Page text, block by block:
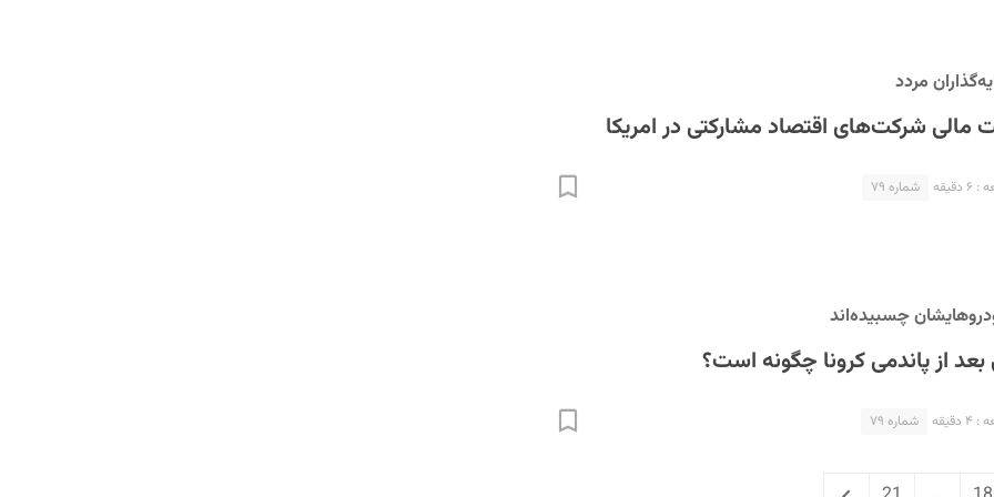
مردد
مالی شرکت‌های اقتصاد مشارکتی در امریکا
شماره ۷۹
چسبیده‌اند
از پاندمی کرونا چگونه است؟
شماره ۷۹